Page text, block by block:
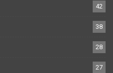
42
38
28
27